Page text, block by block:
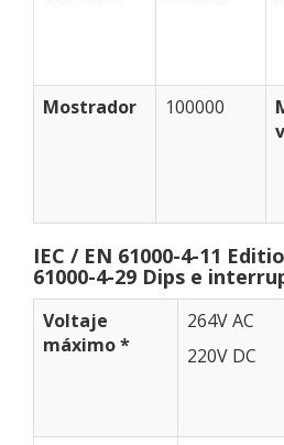
Mostrador 100000
IEC / EN 61000-4-11
61000-4-29 Dips e
Voltaje
máximo *
264V AC
220V DC